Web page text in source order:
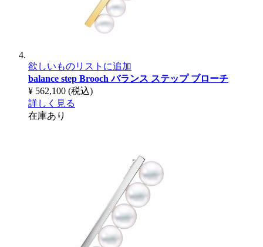
欲しいものリストに追加
balance step Broochバランス ステップ ブローチ
¥ 562,100 (税込)
詳しく見る
在庫あり